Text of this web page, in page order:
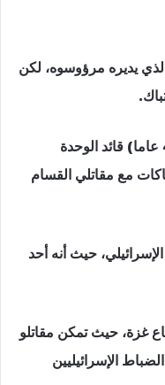
يديره مرؤوسوه، لكن
وقتل أيضا العقيد روي يوسف ليفي (44 عاما) قائد الوحدة
مع مقاتلي القسام
حيث أنه أحد
غزة، حيث تمكن مقاتلو
الإسرائيليين